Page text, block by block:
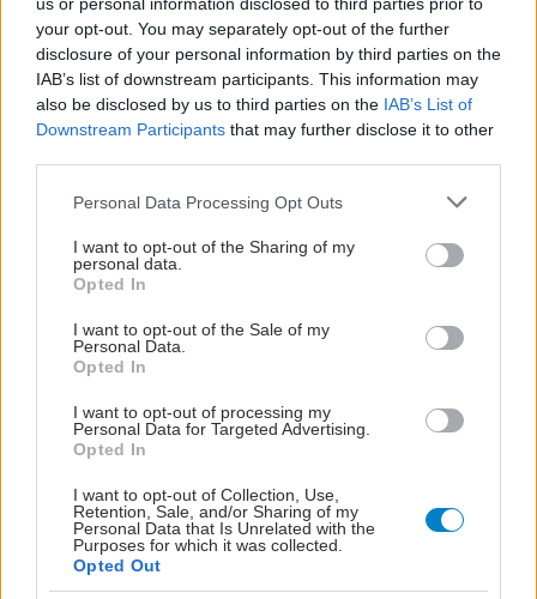
your opt-out. You may separately opt-out of the further
disclosure of your personal information by third parties on the
IAB’s list of downstream participants. This information may
also be disclosed by us to third parties on the IAB’s List of
Downstream Participants that may further disclose it to other
Please note that this website/app uses one or more Google
not limited to your visit or usage behaviour. You may click to
grant or deny consent to Google and its third-party tags to
use your data for below specified purposes in below Google
consent section.
Personal Data Processing Opt Outs
I want to opt-out of the Sharing of my
personal data.
Opted In
I want to opt-out of the Sale of my
Personal Data.
Opted In
I want to opt-out of processing my
Personal Data for Targeted Advertising.
Opted In
I want to opt-out of Collection, Use,
Retention, Sale, and/or Sharing of my
Personal Data that Is Unrelated with the
Purposes for which it was collected.
Opted Out
'Εμπολα: Ο ΠΟΥ ξεκινά
κλινική μελέτη για
στοχευμένη θεραπεία
Bundibugyo
Δημήτρης Αθανασίου: To
ERDERA δημοσίευσε τη
Κλινικών Δοκιμών για
τα Σπάνια Νοσήματα
"Συμμετέχω γιατί έχω…
Γνώση - Όφελος -
Γεωργιάδης: Στόχος η